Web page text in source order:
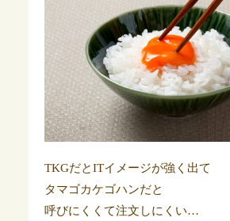
TKGだとITイメージが強く出て
タマゴカケゴハンだと
呼びにくくて注文しにくい…